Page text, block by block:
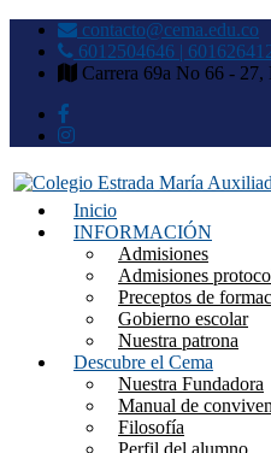
contacto@cema.edu.co
6012504646 |
Carrera 69a No 66 - 27,
Colegio
Auxiliadora
Inicio
INFORMACIÓN
Admisiones
Admisiones
Preceptos de
Gobierno escolar
Nuestra patrona
Descubre el Cema
Nuestra Fundadora
Manual de
Filosofía
Perfil del alumno